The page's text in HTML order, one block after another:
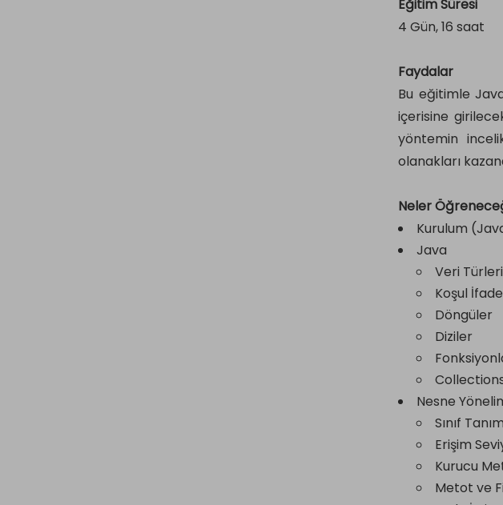
Eğitim Süresi
4 Gün, 16 saat
Faydalar
Bu eğitimle
içerisine
yöntemin
olanakları
Neler
Kurulum
Java
Veri Türleri
Koşul
Döngüler
Diziler
Nesne
Sınıf
Erişim
Kurucu
Metot ve